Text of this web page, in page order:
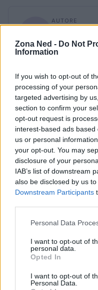
Zona Ned - Do Not
Information
If you wish to opt-out of
processing of your
targeted advertising by
section to confirm your
opt-out request is
interest-based ads
us or personal
your opt-out. You may
disclosure of your
IAB’s list of downstream
also be disclosed by us
Downstream Participants
Please note that this
not limited to your visit or
grant or deny consent to
use your data for below
consent section.
Personal Data
I want to opt-out of
personal data.
Opted In
I want to opt-out of
Personal Data.
AUTORE